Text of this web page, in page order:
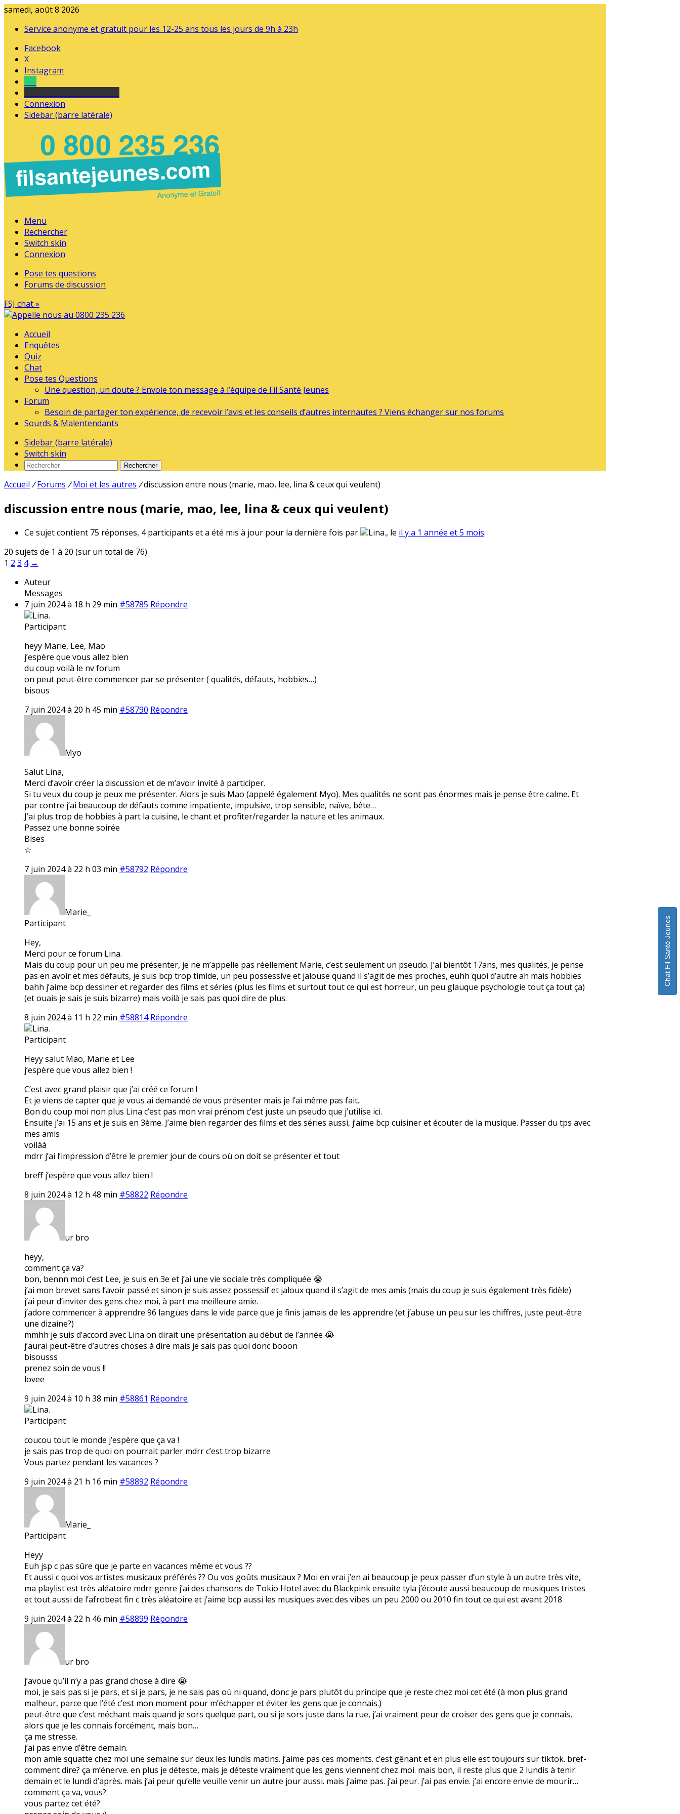
samedi, août 8 2026
Service anonyme et gratuit pour les 12-25 ans tous les jours de 9h à 23h
Facebook
X
Instagram
Connexion
Sidebar (barre latérale)
Menu
Rechercher
Switch skin
Connexion
Pose tes questions
Forums de discussion
FSJ chat »
Accueil
Enquêtes
Quiz
Chat
Pose tes Questions
Une question, un doute ? Envoie ton message à l’équipe de Fil Santé Jeunes
Forum
Besoin de partager ton expérience, de recevoir l’avis et les conseils d’autres internautes ? Viens échanger sur nos forums
Sourds & Malentendants
Sidebar (barre latérale)
Switch skin
Rechercher
Accueil / Forums / Moi et les autres /discussion entre nous (marie, mao, lee, lina & ceux qui veulent)
discussion entre nous (marie, mao, lee, lina & ceux qui veulent)
Ce sujet contient 75 réponses, 4 participants et a été mis à jour pour la dernière fois par Lina., le il y a 1 année et 5 mois.
20 sujets de 1 à 20 (sur un total de 76)
1 2 3 4 →
Auteur
Messages
7 juin 2024 à 18 h 29 min #58785 Répondre
Lina.
Participant
heyy Marie, Lee, Mao
j’espère que vous allez bien
du coup voilà le nv forum
on peut peut-être commencer par se présenter ( qualités, défauts, hobbies…)
bisous
7 juin 2024 à 20 h 45 min #58790 Répondre
Myo
Salut Lina,
Merci d’avoir créer la discussion et de m’avoir invité à participer.
Si tu veux du coup je peux me présenter. Alors je suis Mao (appelé également Myo). Mes qualités ne sont pas énormes mais je pense être calme. Et
par contre j’ai beaucoup de défauts comme impatiente, impulsive, trop sensible, naïve, bête…
J’ai plus trop de hobbies à part la cuisine, le chant et profiter/regarder la nature et les animaux.
Passez une bonne soirée
Bises
☆
7 juin 2024 à 22 h 03 min #58792 Répondre
Marie_
Participant
Hey,
Merci pour ce forum Lina.
Mais du coup pour un peu me présenter, je ne m’appelle pas réellement Marie, c’est seulement un pseudo. J’ai bientôt 17ans, mes qualités, je pense
pas en avoir et mes défauts, je suis bcp trop timide, un peu possessive et jalouse quand il s’agit de mes proches, euhh quoi d’autre ah mais hobbies
bahh j’aime bcp dessiner et regarder des films et séries (plus les films et surtout tout ce qui est horreur, un peu glauque psychologie tout ça tout ça)
(et ouais je sais je suis bizarre) mais voilà je sais pas quoi dire de plus.
8 juin 2024 à 11 h 22 min #58814 Répondre
Lina.
Participant
Heyy salut Mao, Marie et Lee
j’espère que vous allez bien !
C’est avec grand plaisir que j’ai créé ce forum !
Et je viens de capter que je vous ai demandé de vous présenter mais je l’ai même pas fait..
Bon du coup moi non plus Lina c’est pas mon vrai prénom c’est juste un pseudo que j’utilise ici.
Ensuite j’ai 15 ans et je suis en 3ème. J’aime bien regarder des films et des séries aussi, j’aime bcp cuisiner et écouter de la musique. Passer du tps avec
mes amis
voilàà
mdrr j’ai l’impression d’être le premier jour de cours où on doit se présenter et tout
breff j’espère que vous allez bien !
8 juin 2024 à 12 h 48 min #58822 Répondre
ur bro
heyy,
comment ça va?
bon, bennn moi c’est Lee, je suis en 3e et j’ai une vie sociale très compliquée 😭
j’ai mon brevet sans l’avoir passé et sinon je suis assez possessif et jaloux quand il s’agit de mes amis (mais du coup je suis également très fidèle)
j’ai peur d’inviter des gens chez moi, à part ma meilleure amie.
j’adore commencer à apprendre 96 langues dans le vide parce que je finis jamais de les apprendre (et j’abuse un peu sur les chiffres, juste peut-être
une dizaine?)
mmhh je suis d’accord avec Lina on dirait une présentation au début de l’année 😭
j’aurai peut-être d’autres choses à dire mais je sais pas quoi donc booon
bisousss
prenez soin de vous !!
lovee
9 juin 2024 à 10 h 38 min #58861 Répondre
Lina.
Participant
coucou tout le monde j’espère que ça va !
je sais pas trop de quoi on pourrait parler mdrr c’est trop bizarre
Vous partez pendant les vacances ?
9 juin 2024 à 21 h 16 min #58892 Répondre
Marie_
Participant
Heyy
Euh jsp c pas sûre que je parte en vacances même et vous ??
Et aussi c quoi vos artistes musicaux préférés ?? Ou vos goûts musicaux ? Moi en vrai j’en ai beaucoup je peux passer d’un style à un autre très vite,
ma playlist est très aléatoire mdrr genre j’ai des chansons de Tokio Hotel avec du Blackpink ensuite tyla j’écoute aussi beaucoup de musiques tristes
et tout aussi de l’afrobeat fin c très aléatoire et j’aime bcp aussi les musiques avec des vibes un peu 2000 ou 2010 fin tout ce qui est avant 2018
9 juin 2024 à 22 h 46 min #58899 Répondre
ur bro
j’avoue qu’il n’y a pas grand chose à dire 😭
moi, je sais pas si je pars, et si je pars, je ne sais pas où ni quand, donc je pars plutôt du principe que je reste chez moi cet été (à mon plus grand
malheur, parce que l’été c’est mon moment pour m’échapper et éviter les gens que je connais.)
peut-être que c’est méchant mais quand je sors quelque part, ou si je sors juste dans la rue, j’ai vraiment peur de croiser des gens que je connais,
alors que je les connais forcément, mais bon…
ça me stresse.
j’ai pas envie d’être demain.
mon amie squatte chez moi une semaine sur deux les lundis matins. j’aime pas ces moments. c’est gênant et en plus elle est toujours sur tiktok. bref-
comment dire? ça m’énerve. en plus je déteste, mais je déteste vraiment que les gens viennent chez moi. mais bon, il reste plus que 2 lundis à tenir.
demain et le lundi d’après. mais j’ai peur qu’elle veuille venir un autre jour aussi. mais j’aime pas. j’ai peur. j’ai pas envie. j’ai encore envie de mourir…
comment ça va, vous?
vous partez cet été?
Chat Fil Santé Jeunes